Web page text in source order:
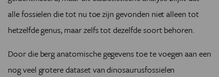
alle fossielen die tot nu toe zijn gevonden niet alleen tot
hetzelfde genus, maar zelfs tot dezelfde soort behoren.
Door die berg anatomische gegevens toe te voegen aan een
nog veel grotere dataset van dinosaurusfossielen